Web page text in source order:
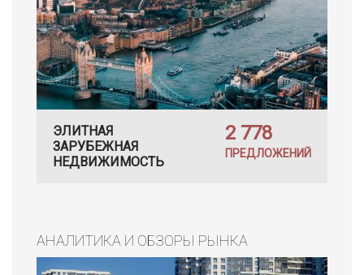
ЭЛИТНАЯ
ЗАРУБЕЖНАЯ
НЕДВИЖИМОСТЬ
2 778
ПРЕДЛОЖЕНИЙ
АНАЛИТИКА И ОБЗОРЫ РЫНКА